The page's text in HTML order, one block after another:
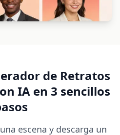
de Retratos
IA en 3 sencillos
escena y descarga un